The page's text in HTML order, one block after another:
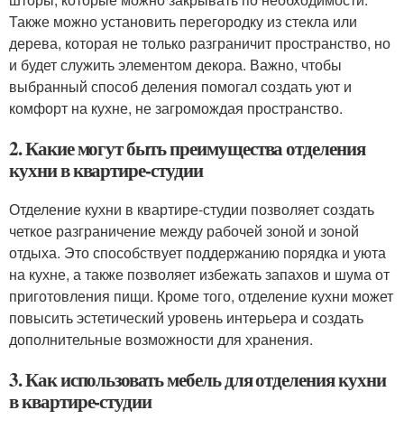
Также можно установить перегородку из стекла или
дерева, которая не только разграничит пространство, но
и будет служить элементом декора. Важно, чтобы
выбранный способ деления помогал создать уют и
комфорт на кухне, не загромождая пространство.
2. Какие могут быть преимущества отделения
кухни в квартире-студии
Отделение кухни в квартире-студии позволяет создать
четкое разграничение между рабочей зоной и зоной
отдыха. Это способствует поддержанию порядка и уюта
на кухне, а также позволяет избежать запахов и шума от
приготовления пищи. Кроме того, отделение кухни может
повысить эстетический уровень интерьера и создать
дополнительные возможности для хранения.
3. Как использовать мебель для отделения кухни
в квартире-студии